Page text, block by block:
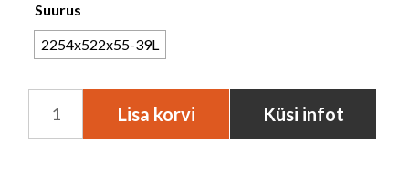
Suurus
2254x522x55-39L
VJSV
TERA
Lisa korvi Küsi infot